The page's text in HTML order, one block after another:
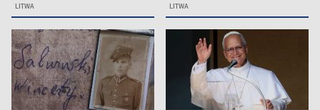
LITWA LITWA